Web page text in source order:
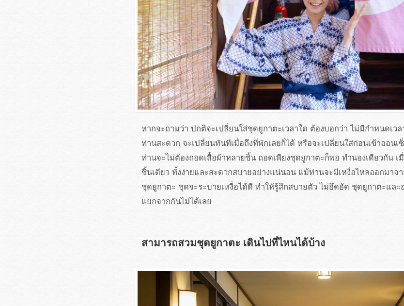
หากจะถามว่า ปกติจะเปลี่ยนใส่ชุดยูกาตะเวลาใด ต้องบอกว่า ไม่มีกำหนดเว
ท่านสะดวก จะเปลี่ยนทันทีเมื่อถึงที่พักเลยก็ได้ หรือจะเปลี่ยนใส่ก่อนเข้าออนเ
ท่านจะไม่ต้องถอดเสื้อผ้าหลายชิ้น ถอดเพียงชุดยูกาตะก็พอ ทำนองเดียวกัน
ชิ้นเดียว ทั้งง่ายและสะดวกสบายอย่างแน่นอน แม้ท่านจะมีเหงื่อไหลออกมาจ
ชุดยูกาตะ ชุดจะระบายเหงื่อได้ดี ทำให้รู้สึกสบายตัว ไม่อึดอัด ชุดยูกาตะแล
แยกจากกันไม่ได้เลย
สามารถสวมชุดยูกาตะ เดินไปที่ไหนได้บ้าง